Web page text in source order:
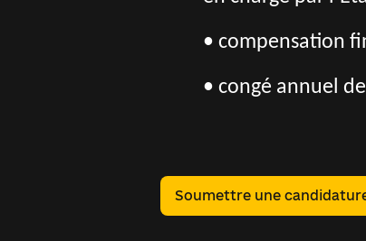
• compensation
• congé annuel
Soumettre une